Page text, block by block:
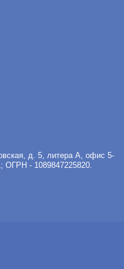
д. 5, литера А, офис 5-
ОГРН - 1089847225820.